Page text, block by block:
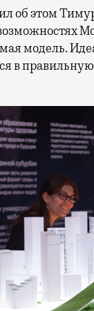
об этом
модель.
в